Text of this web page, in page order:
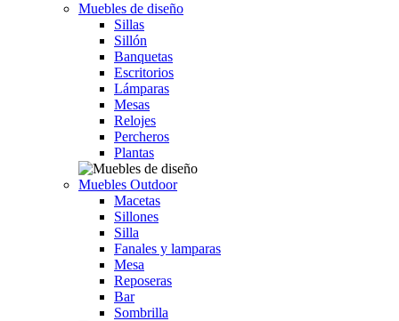
Muebles de diseño
Sillas
Sillón
Banquetas
Escritorios
Lámparas
Mesas
Relojes
Percheros
Plantas
Muebles Outdoor
Macetas
Sillones
Silla
Fanales y lamparas
Mesa
Reposeras
Bar
Sombrilla